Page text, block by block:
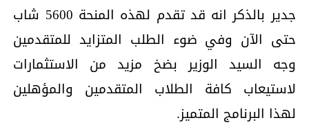
جدير بالذكر انه قد تقدم لهذه المنحة 5600 شاب
حتى الآن وفي ضوء الطلب المتزايد للمتقدمين
وجه السيد الوزير بضخ مزيد من الاستثمارات
لاستيعاب كافة الطلاب المتقدمين والمؤهلين
لهذا البرنامج المتميز.